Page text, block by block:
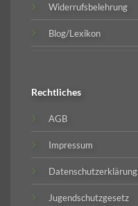
Widerrufsbelehrung
Blog/Lexikon
Rechtliches
AGB
Impressum
Datenschutzerklärung
Jugendschutzgesetz